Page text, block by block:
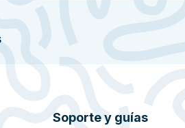
Soporte y guías